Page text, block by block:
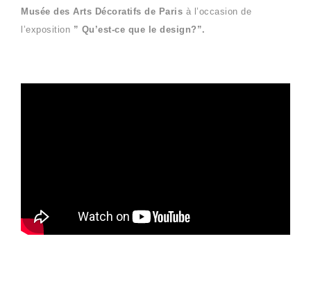
Musée des Arts Décoratifs de Paris à l’occasion de
l’exposition ” Qu’est-ce que le design?”.